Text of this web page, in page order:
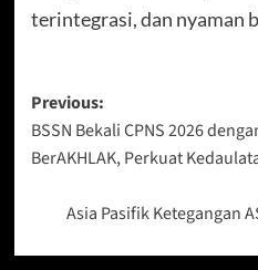
terintegrasi, dan nyaman
Post
navigation
Previous:
BSSN Bekali CPNS 2026
BerAKHLAK, Perkuat
Asia Pasifik Ketegangan